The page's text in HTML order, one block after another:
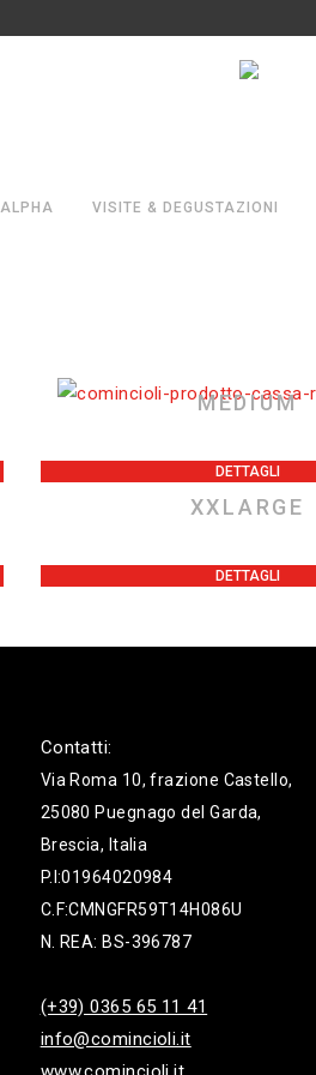
ALPHA VISITE & DEGUSTAZIONI
MEDIUM
DETTAGLI
XXLARGE
DETTAGLI
Contatti:
Via Roma 10, frazione Castello,
25080 Puegnago del Garda,
Brescia, Italia
P.I:01964020984
C.F:CMNGFR59T14H086U
N. REA: BS-396787
(+39) 0365 65 11 41
info@comincioli.it